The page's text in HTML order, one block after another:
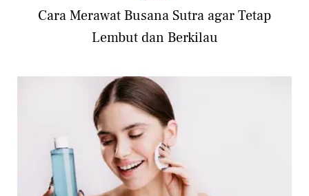
Cara Merawat Busana Sutra agar Tetap
Lembut dan Berkilau